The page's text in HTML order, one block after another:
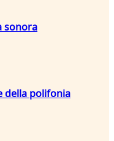
sonora
della polifonia